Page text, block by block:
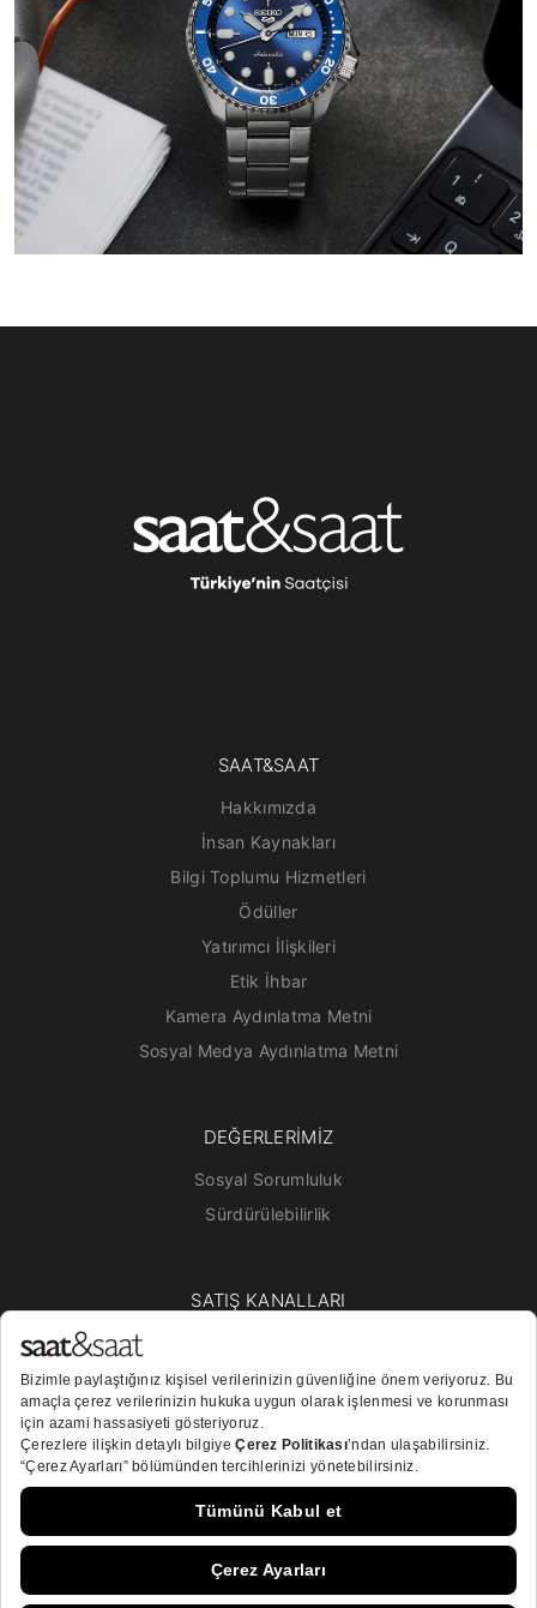
SAAT&SAAT
Hakkımızda
İnsan Kaynakları
Bilgi Toplumu Hizmetleri
Ödüller
Yatırımcı İlişkileri
Etik İhbar
Kamera Aydınlatma Metni
Sosyal Medya Aydınlatma Metni
DEĞERLERİMİZ
Sosyal Sorumluluk
Sürdürülebilirlik
SATIŞ KANALLARI
Online Satış
Bayiler